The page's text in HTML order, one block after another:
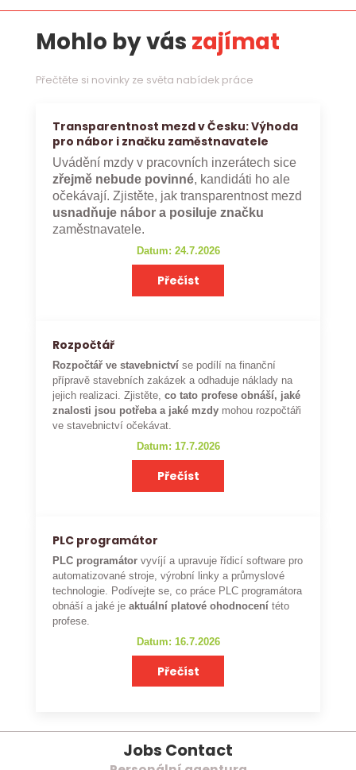
Mohlo by vás zajímat
Přečtěte si novinky ze světa nabídek práce
Transparentnost mezd v Česku: Výhoda
pro nábor i značku zaměstnavatele
Uvádění mzdy v pracovních inzerátech sice
zřejmě nebude povinné, kandidáti ho ale
očekávají. Zjistěte, jak transparentnost mezd
usnadňuje nábor a posiluje značku
zaměstnavatele.
Datum: 24.7.2026
Přečíst
Rozpočtář
Rozpočtář ve stavebnictví se podílí na finanční
přípravě stavebních zakázek a odhaduje náklady na
jejich realizaci. Zjistěte,co tato profese obnáší, jaké
znalosti jsou potřeba a jaké mzdy mohou rozpočtáři
ve stavebnictví očekávat.
Datum: 17.7.2026
Přečíst
PLC programátor
PLC programátor vyvíjí a upravuje řídicí software pro
automatizované stroje, výrobní linky a průmyslové
technologie. Podívejte se, co práce PLC programátora
obnáší a jaké je aktuální platové ohodnocení této
profese.
Datum: 16.7.2026
Přečíst
Jobs Contact